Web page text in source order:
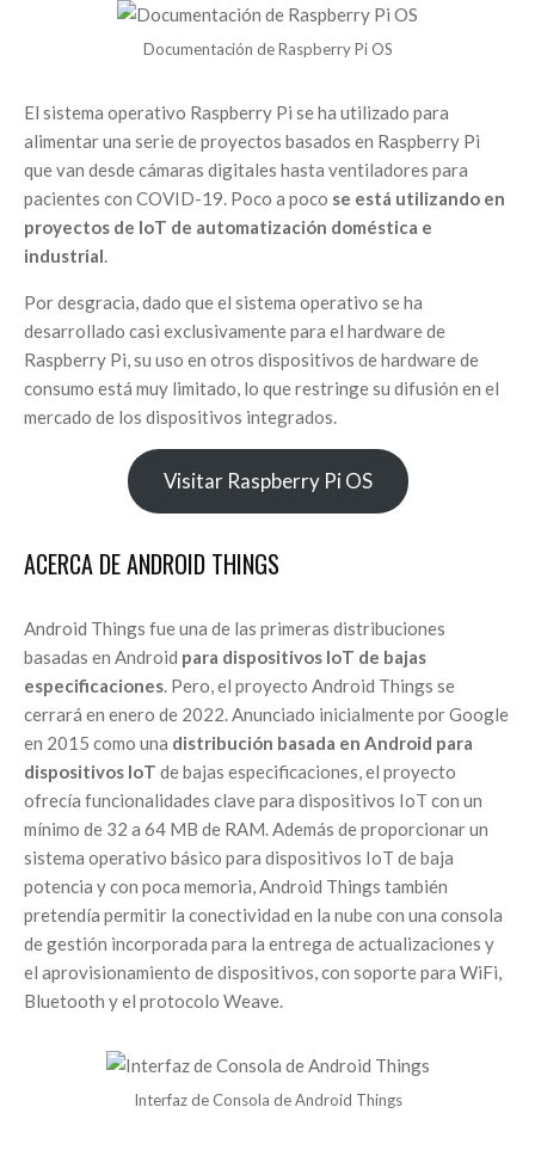
Documentación de Raspberry Pi OS
El sistema operativo Raspberry Pi se ha utilizado para
alimentar una serie de proyectos basados en Raspberry Pi
que van desde cámaras digitales hasta ventiladores para
pacientes con COVID-19. Poco a poco se está utilizando en
proyectos de IoT de automatización doméstica e
industrial
Por desgracia, dado que el sistema operativo se ha
desarrollado casi exclusivamente para el hardware de
Raspberry Pi, su uso en otros dispositivos de hardware de
consumo está muy limitado, lo que restringe su difusión en el
mercado de los dispositivos integrados.
Visitar Raspberry Pi OS
ACERCA DE ANDROID THINGS
Android Things fue una de las primeras distribuciones
basadas en Android para dispositivos IoT de bajas
especificaciones. Pero, el proyecto Android Things se
cerrará en enero de 2022. Anunciado inicialmente por Google
en 2015 como una distribución basada en Android para
dispositivos IoT de bajas especificaciones, el proyecto
ofrecía funcionalidades clave para dispositivos IoT con un
mínimo de 32 a 64 MB de RAM. Además de proporcionar un
sistema operativo básico para dispositivos IoT de baja
potencia y con poca memoria, Android Things también
pretendía permitir la conectividad en la nube con una consola
de gestión incorporada para la entrega de actualizaciones y
el aprovisionamiento de dispositivos, con soporte para WiFi,
Bluetooth y el protocolo Weave.
Interfaz de Consola de Android Things